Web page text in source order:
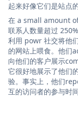
起来好像它们是站点
在 a small amount
联系人数量超过
利用 powr 社交将他
的网站上喂食。他们
向他们的客户展示
它很好地展示了他们
验。事实上，他们
互的访问者的参与时